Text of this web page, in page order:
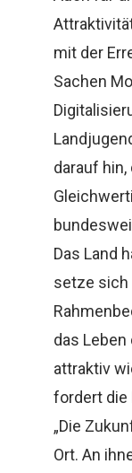
mit der
Sachen
darauf
Das Land
setze sich
das
attraktiv
fordert die
„Die
Ort. An